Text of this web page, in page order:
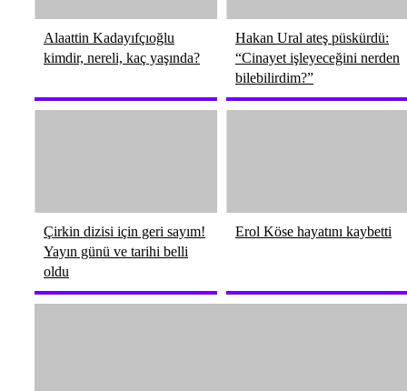
Alaattin Kadayıfçıoğlu
kimdir, nereli, kaç yaşında?
Hakan Ural ateş püskürdü:
“Cinayet işleyeceğini nerden
bilebilirdim?”
Çirkin dizisi için geri sayım!
Yayın günü ve tarihi belli
oldu
Erol Köse hayatını kaybetti